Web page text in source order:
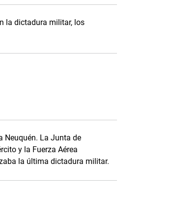
la dictadura militar, los
Neuquén. La Junta de
y la Fuerza Aérea
la última dictadura militar.